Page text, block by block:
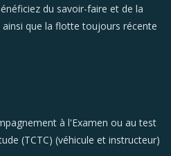
du savoir-faire et de la
que la flotte toujours récente
à l'Examen ou au test
(TCTC) (véhicule et instructeur)